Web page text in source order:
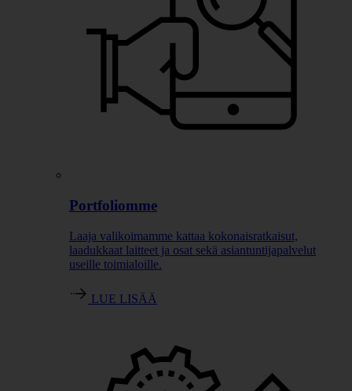
Portfoliomme
Laaja valikoimamme kattaa kokonaisratkaisut,
laadukkaat laitteet ja osat sekä asiantuntijapalvelut
useille toimialoille.
LUE LISÄÄ